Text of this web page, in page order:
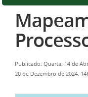
Publicado: Quarta, 14 de
20 de Dezembro de 2024,